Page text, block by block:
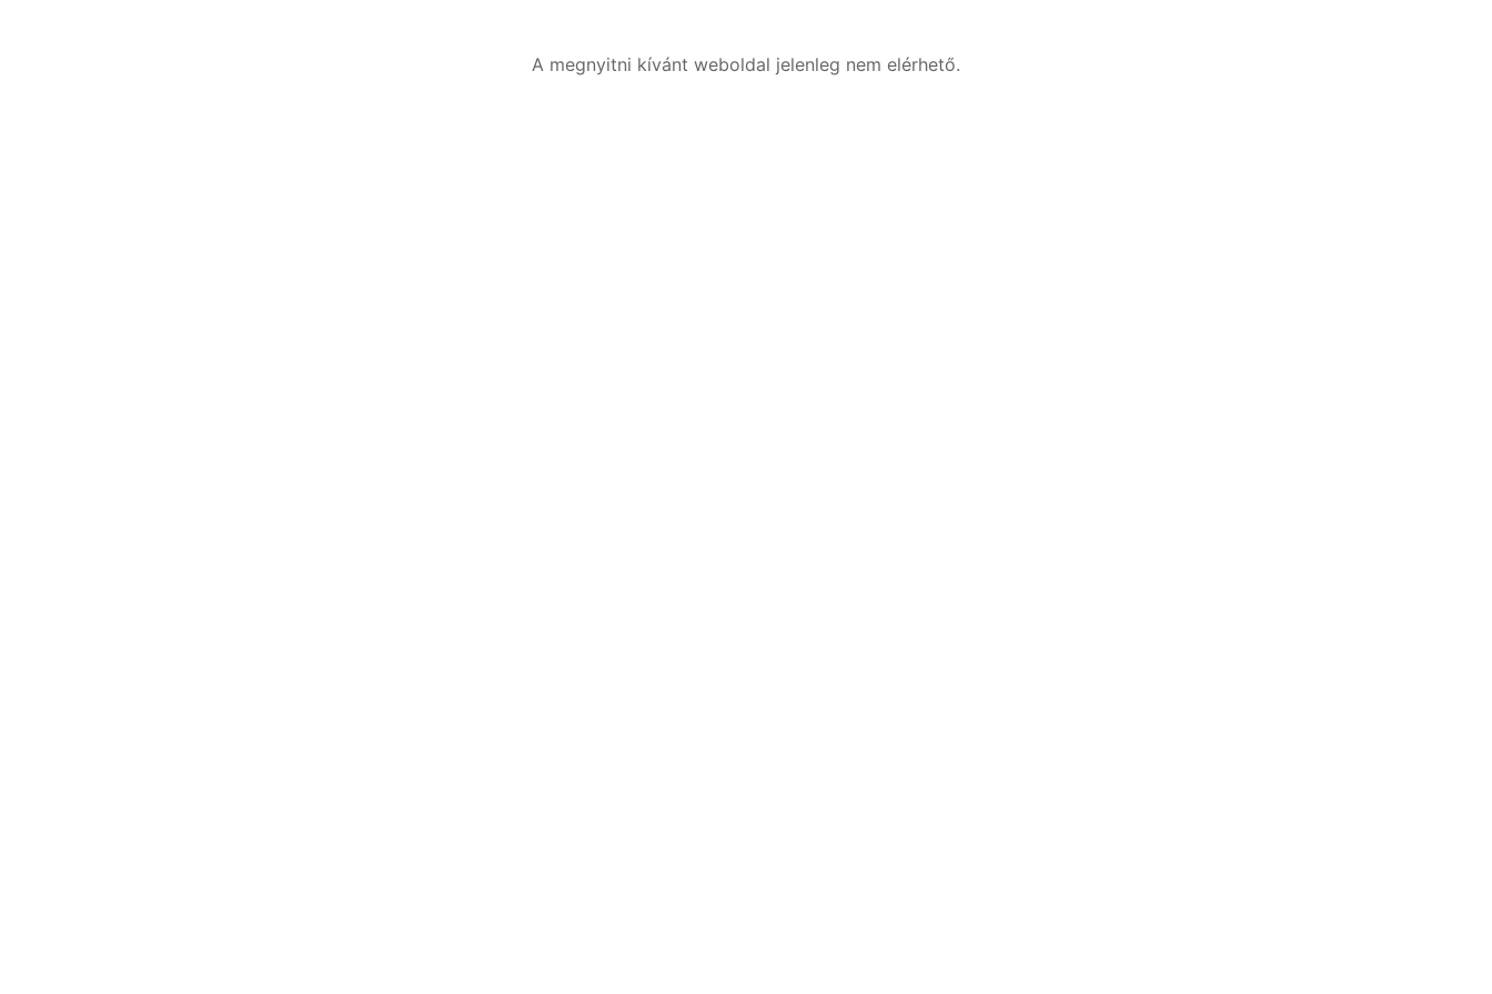
A megnyitni kívánt weboldal jelenleg nem elérhető.